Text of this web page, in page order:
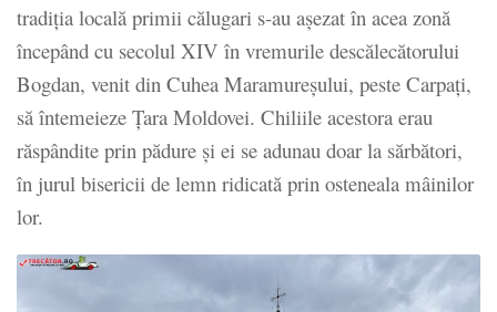
tradiția locală primii călugari s-au așezat în acea zonă
începând cu secolul XIV în vremurile descălecătorului
Bogdan, venit din Cuhea Maramureșului, peste Carpați,
să întemeieze Țara Moldovei. Chiliile acestora erau
răspândite prin pădure și ei se adunau doar la sărbători,
în jurul bisericii de lemn ridicată prin osteneala mâinilor
lor.